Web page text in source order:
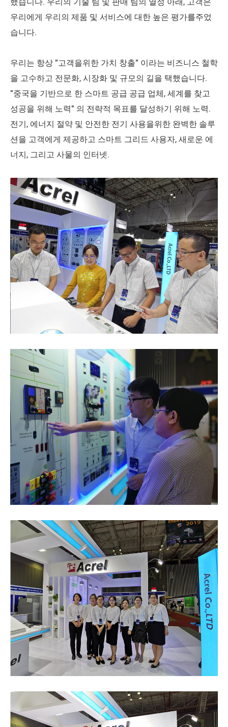
우리에게 우리의 제품 및 서비스에 대한 높은 평가를주었
습니다.
우리는 항상 "고객을위한 가치 창출" 이라는 비즈니스 철학
을 고수하고 전문화, 시장화 및 규모의 길을 택했습니다.
"중국을 기반으로 한 스마트 공급 공급 업체, 세계를 찾고
성공을 위해 노력" 의 전략적 목표를 달성하기 위해 노력.
전기, 에너지 절약 및 안전한 전기 사용을위한 완벽한 솔루
션을 고객에게 제공하고 스마트 그리드 사용자, 새로운 에
너지, 그리고 사물의 인터넷.